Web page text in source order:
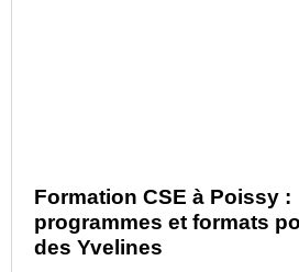
Formation CSE à Poissy :
programmes et formats
des Yvelines